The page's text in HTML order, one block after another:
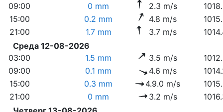
09:00
0 mm 2.3 m/s
15:00
0.2 mm 4.8 m/s
21:00
1.7 mm 3.7 m/s
Среда 12-08-2026
03:00
1.5 mm 3.5 m/s
09:00
0.1 mm 4.6 m/s
15:00
0.3 mm 4.9.0 m/s
21:00
0 mm 3.2 m/s